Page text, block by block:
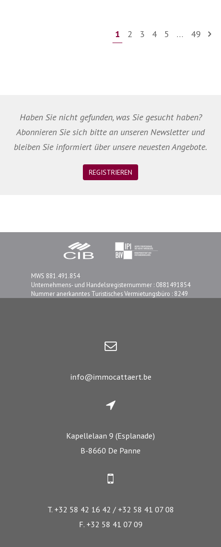
1 2 3 4 5 … 49
Haben Sie nicht gefunden, was Sie gesucht haben?
Abonnieren Sie sich bitte an unseren Newsletter und
bleiben Sie informiert über unsere neuesten Angebote.
REGISTRIEREN
MWS 881.491.854
Unternehmens- und Handelsregisternummer : 0881491854
Nummer anerkanntes Turistisches Vermietungsbüro : 8249
info@immocattaert.be
Kapellelaan 9 (Esplanade)
B-8660 De Panne
T. +32 58 42 16 42 / +32 58 41 07 08
F. +32 58 41 07 09